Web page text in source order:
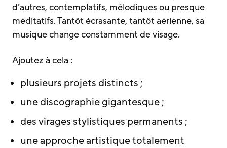
d’autres, contemplatifs, mélodiques ou presque
méditatifs. Tantôt écrasante, tantôt aérienne, sa
musique change constamment de visage.
Ajoutez à cela :
plusieurs projets distincts ;
une discographie gigantesque ;
des virages stylistiques permanents ;
une approche artistique totalement